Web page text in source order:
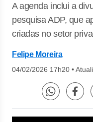
A agenda inclui a
pesquisa ADP, que
criadas no setor
Felipe Moreira
04/02/2026 17h20 •